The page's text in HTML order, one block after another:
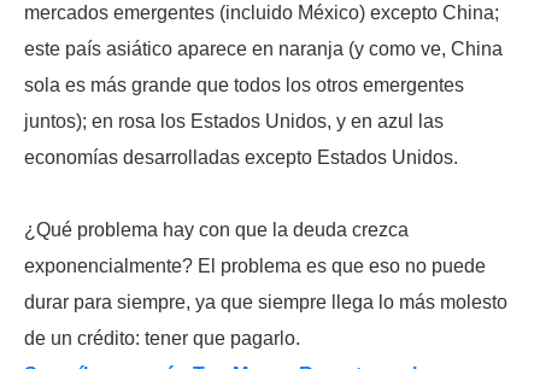
mercados emergentes (incluido México) excepto China;
este país asiático aparece en naranja (y como ve, China
sola es más grande que todos los otros emergentes
juntos); en rosa los Estados Unidos, y en azul las
economías desarrolladas excepto Estados Unidos.
¿Qué problema hay con que la deuda crezca
exponencialmente? El problema es que eso no puede
durar para siempre, ya que siempre llega lo más molesto
de un crédito: tener que pagarlo.